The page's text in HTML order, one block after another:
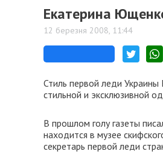
Екатерина
12 березня 2008, 11:44
Стиль первой леди
стильной и эксклюзивной
В прошлом голу газеты
находится в музее
секретарь первой леди